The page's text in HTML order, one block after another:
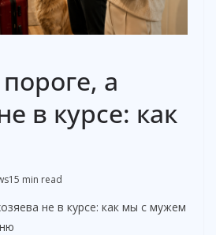
а
в курсе: как
15 min read
не в курсе: как мы с мужем